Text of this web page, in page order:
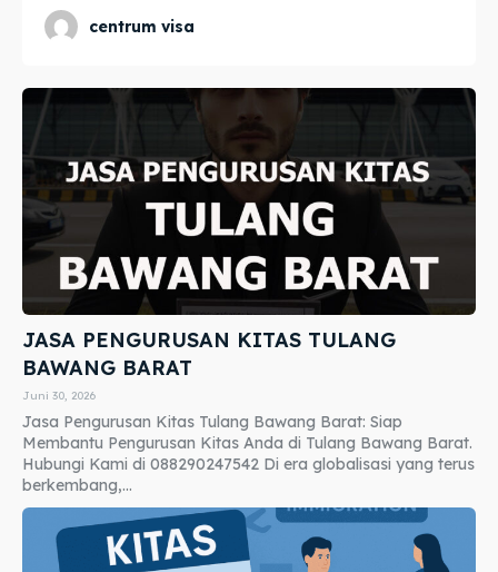
centrum visa
JASA PENGURUSAN KITAS TULANG
BAWANG BARAT
Juni 30, 2026
Jasa Pengurusan Kitas Tulang Bawang Barat: Siap
Membantu Pengurusan Kitas Anda di Tulang Bawang Barat.
Hubungi Kami di 088290247542 Di era globalisasi yang terus
berkembang,...